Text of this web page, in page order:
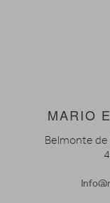
MARIO
Belmonte de